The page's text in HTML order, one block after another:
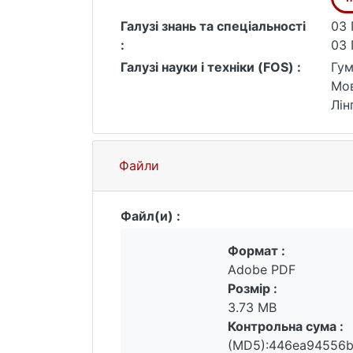
розділі досліджуються
користувацького інтерфейсу
реалізації та функціональності
Галузі знань та спеціальності
:
03
03
Галузі науки і техніки (FOS) :
Файли
Файл(и) :
Формат :
Adobe PDF
Розмір :
3.73 MB
Контрольна сума :